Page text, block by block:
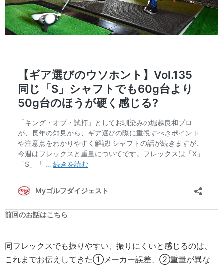
前回のお話はこちら
同フレックスでも振りやすい、振りにくいと感じるのは、
これまでお伝えしてきた①メーカー誤差、②重量が異な